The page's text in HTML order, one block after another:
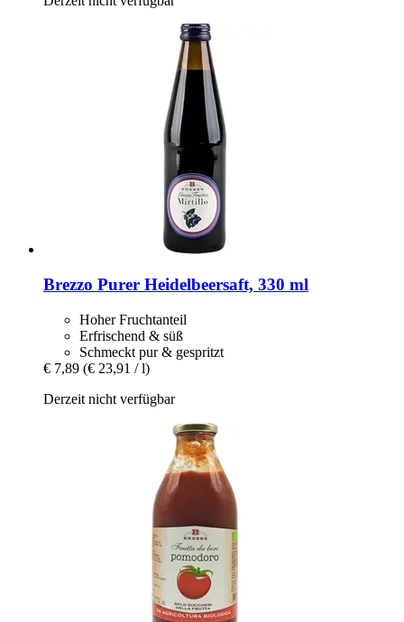
Brezzo Purer Heidelbeersaft, 330 ml
Hoher Fruchtanteil
Erfrischend & süß
Schmeckt pur & gespritzt
€ 7,89 (€ 23,91 / l)
Derzeit nicht verfügbar